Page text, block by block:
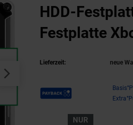
HDD-
Festplatte
Lieferzeit: neue
Payback Punkte
NUR